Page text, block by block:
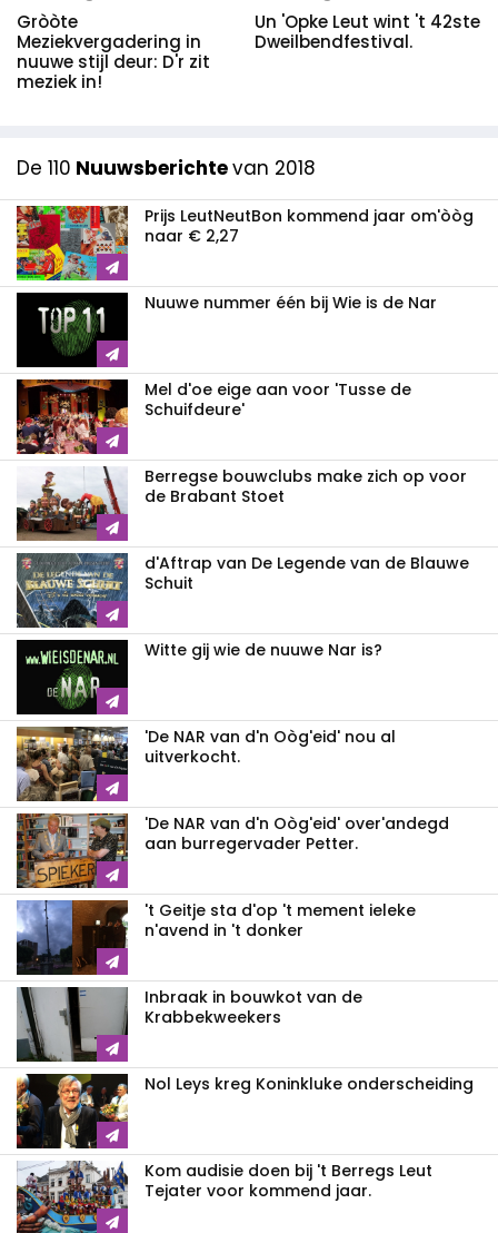
Gròòte
Meziekvergadering in
nuuwe stijl deur: D'r zit
meziek in!
Un 'Opke Leut wint 't 42ste
Dweilbendfestival.
De 110 Nuuwsberichtevan 2018
Prijs LeutNeutBon kommend jaar om'òòg
naar € 2,27
Nuuwe nummer één bij Wie is de Nar
Mel d'oe eige aan voor 'Tusse de
Schuifdeure'
Berregse bouwclubs make zich op voor
de Brabant Stoet
d'Aftrap van De Legende van de Blauwe
Schuit
Witte gij wie de nuuwe Nar is?
'De NAR van d'n Oòg'eid' nou al
uitverkocht.
'De NAR van d'n Oòg'eid' over'andegd
aan burregervader Petter.
't Geitje sta d'op 't mement ieleke
n'avend in 't donker
Inbraak in bouwkot van de
Krabbekweekers
Nol Leys kreg Koninkluke onderscheiding
Kom audisie doen bij 't Berregs Leut
Tejater voor kommend jaar.